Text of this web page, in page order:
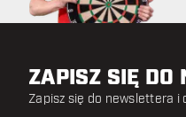
ZAPISZ SIĘ DO
Zapisz się do newslettera i